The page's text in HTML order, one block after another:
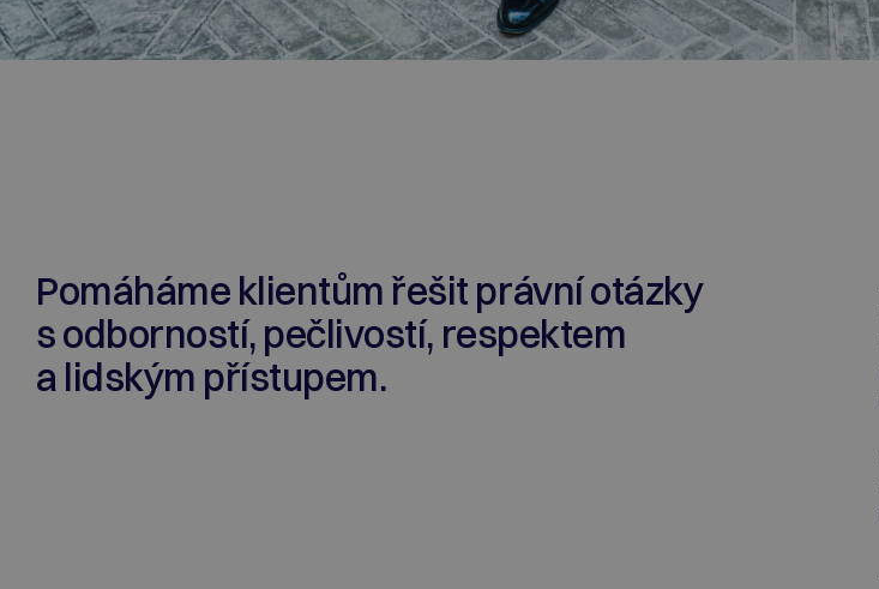
Pomáháme klientům řešit právní otázky
s odborností, pečlivostí, respektem
a lidským přístupem.